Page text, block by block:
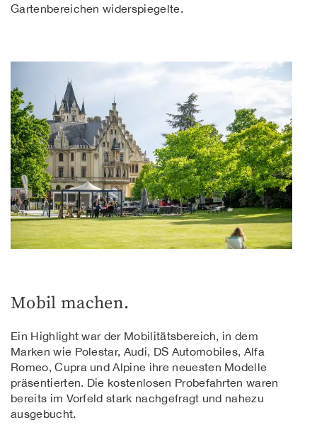
Gartenbereichen widerspiegelte.
Mobil machen.
Ein Highlight war der Mobilitätsbereich, in dem
Marken wie Polestar, Audi, DS Automobiles, Alfa
Romeo, Cupra und Alpine ihre neuesten Modelle
präsentierten. Die kostenlosen Probefahrten waren
bereits im Vorfeld stark nachgefragt und nahezu
ausgebucht.